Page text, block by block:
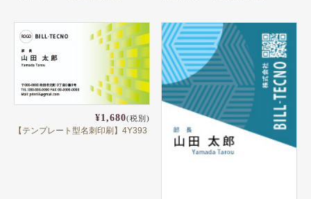
¥1,680(税別)
【テンプレート型名刺印刷】4Y393